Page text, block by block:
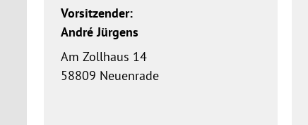
Am Zollhaus 14
58809 Neuenrade
Vorsitzender:
André Jürgens